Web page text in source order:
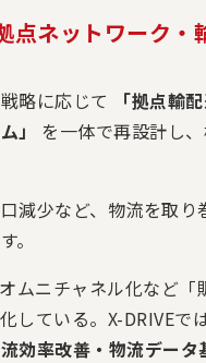
ング データ基盤
代表挨拶
点ネットワーク・
略に応じて
「拠点輸
」
を一体で再設計し
減少など、物流を取り
。
ムニチャネル化など
している。X-DRIVEで
効率改善・物流データ